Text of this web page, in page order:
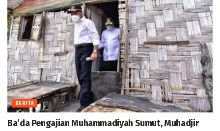
BERITA
Ba’da Pengajian Muhammadiyah Sumut, Muhadjir